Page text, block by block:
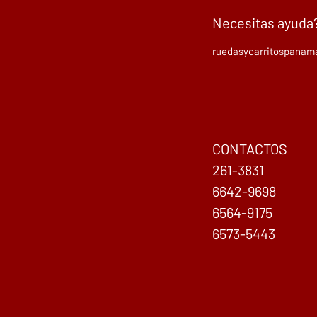
Necesitas
CONTACTOS
261-3831
6642-9698
6564-9175
6573-5443